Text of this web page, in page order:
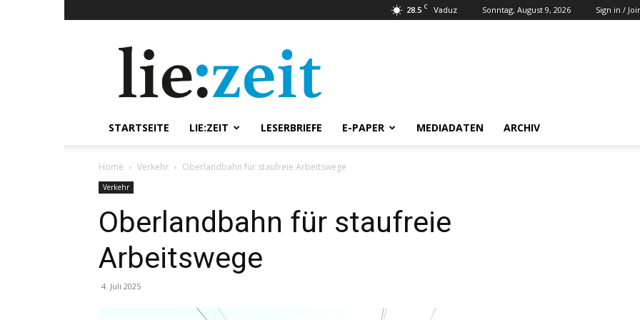
28.5 C Vaduz Sonntag, August 9, 2026 Sign in /
STARTSEITE LIE:ZEIT LESERBRIEFE E-PAPER MEDIADATEN ARCHIV
Home Verkehr Oberlandbahn für staufreie Arbeitswege
Verkehr
Oberlandbahn für staufreie
Arbeitswege
4. Juli 2025